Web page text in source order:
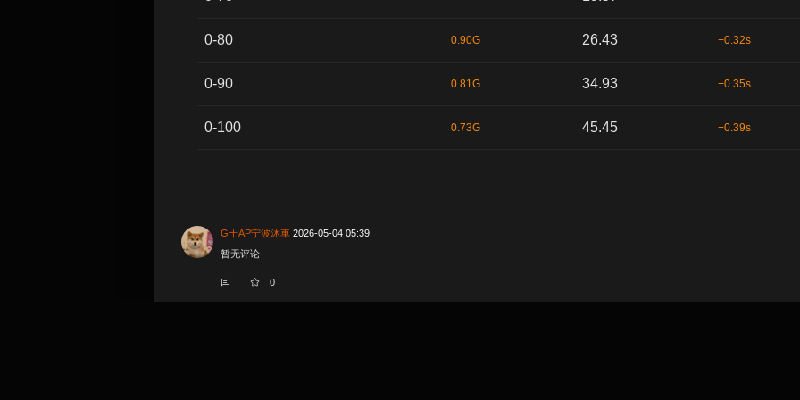
0-80 0.90G 26.43 +0.32s
0-90 0.81G 34.93 +0.35s
0-100 0.73G 45.45 +0.39s
G十AP宁波沐車 2026-05-04 05:39
暂无评论
0